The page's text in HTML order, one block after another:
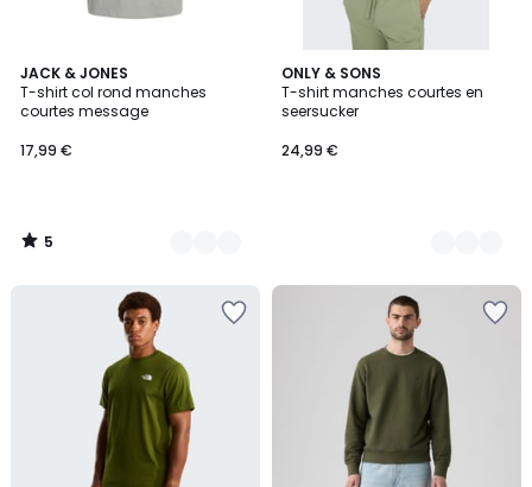
JACK & JONES
T-shirt col rond manches
courtes message
17,99 €
5
/
5
3
Couleurs
5
/
ONLY & SONS
T-shirt manches courtes en
seersucker
24,99 €
3
Couleurs